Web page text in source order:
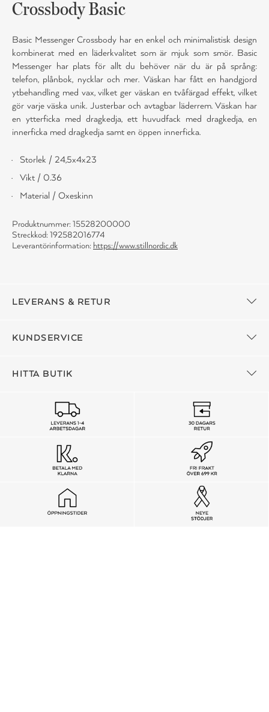
Crossbody Basic
Basic Messenger Crossbody har en enkel och minimalistisk design
kombinerat med en läderkvalitet som är mjuk som smör. Basic
Messenger har plats för allt du behöver när du är på språng:
telefon, plånbok, nycklar och mer. Väskan har fått en handgjord
ytbehandling med vax, vilket ger väskan en tvåfärgad effekt, vilket
gör varje väska unik. Justerbar och avtagbar läderrem. Väskan har
en ytterficka med dragkedja, ett huvudfack med dragkedja, en
innerficka med dragkedja samt en öppen innerficka.
Storlek / 24,5x4x23
Vikt / 0.36
Material / Oxeskinn
Produktnummer: 15528200000
Streckkod: 192582016774
Leverantörinformation: https://www.stillnordic.dk
LEVERANS & RETUR
KUNDSERVICE
HITTA BUTIK